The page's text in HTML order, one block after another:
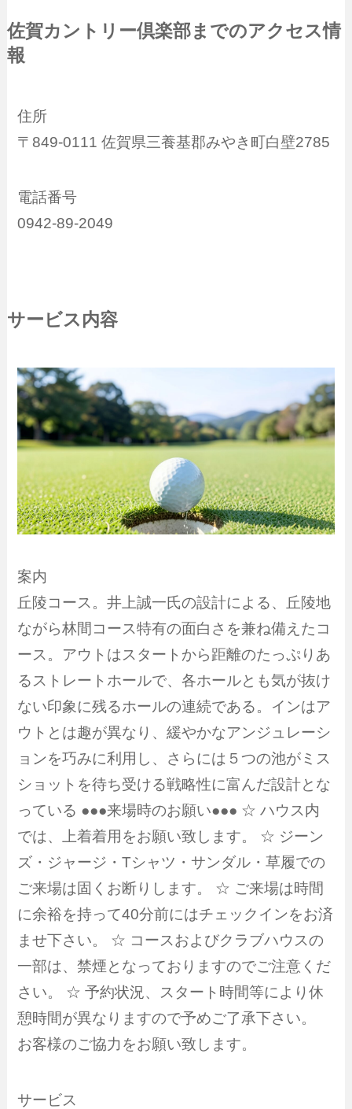
佐賀カントリー倶楽部までのアクセス情
報
住所
〒849-0111 佐賀県三養基郡みやき町白壁2785
電話番号
0942-89-2049
サービス内容
案内
丘陵コース。井上誠一氏の設計による、丘陵地
ながら林間コース特有の面白さを兼ね備えたコ
ース。アウトはスタートから距離のたっぷりあ
るストレートホールで、各ホールとも気が抜け
ない印象に残るホールの連続である。インはア
ウトとは趣が異なり、緩やかなアンジュレーシ
ョンを巧みに利用し、さらには５つの池がミス
ショットを待ち受ける戦略性に富んだ設計とな
っている ●●●来場時のお願い●●● ☆ ハウス内
では、上着着用をお願い致します。 ☆ ジーン
ズ・ジャージ・Tシャツ・サンダル・草履での
ご来場は固くお断りします。 ☆ ご来場は時間
に余裕を持って40分前にはチェックインをお済
ませ下さい。 ☆ コースおよびクラブハウスの
一部は、禁煙となっておりますのでご注意くだ
さい。 ☆ 予約状況、スタート時間等により休
憩時間が異なりますので予めご了承下さい。
お客様のご協力をお願い致します。
サービス